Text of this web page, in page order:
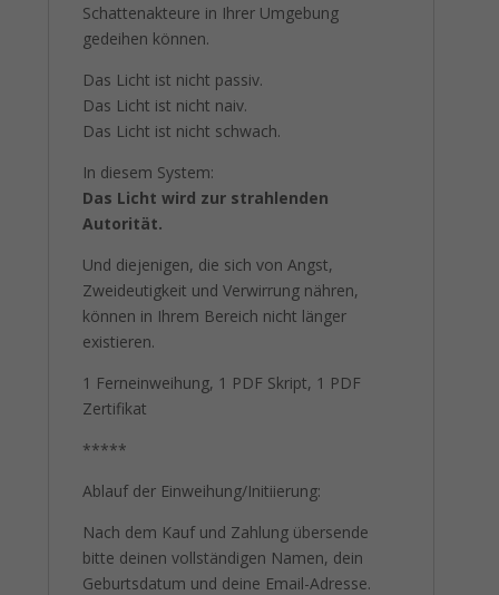
Schattenakteure in Ihrer Umgebung
gedeihen können.
Das Licht ist nicht passiv.
Das Licht ist nicht naiv.
Das Licht ist nicht schwach.
In diesem System:
Das Licht wird zur strahlenden
Autorität.
Und diejenigen, die sich von Angst,
Zweideutigkeit und Verwirrung nähren,
können in Ihrem Bereich nicht länger
existieren.
1 Ferneinweihung, 1 PDF Skript, 1 PDF
Zertifikat
*****
Ablauf der Einweihung/Initiierung:
Nach dem Kauf und Zahlung übersende
bitte deinen vollständigen Namen, dein
Geburtsdatum und deine Email-Adresse.